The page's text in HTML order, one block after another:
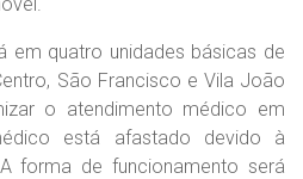
em quatro unidades básicas de
São Francisco e Vila João
o atendimento médico em
está afastado devido à
forma de funcionamento será